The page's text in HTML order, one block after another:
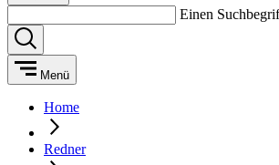
Einen
Menü
Home
Redner